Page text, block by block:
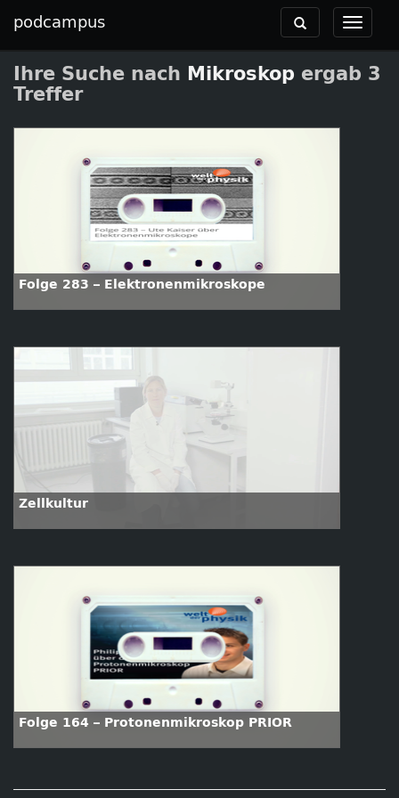
podcampus
Toggle
Toggle
navigation
Ihre Suche nach Mikroskop ergab 3
Treffer
Folge 283 – Elektronenmikroskope
Zellkultur
Folge 164 – Protonenmikroskop PRIOR